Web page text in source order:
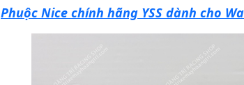
Phuộc Nice chính hãng YSS dành cho